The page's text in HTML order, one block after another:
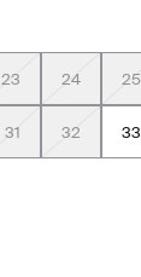
23 24 25
31 32 33